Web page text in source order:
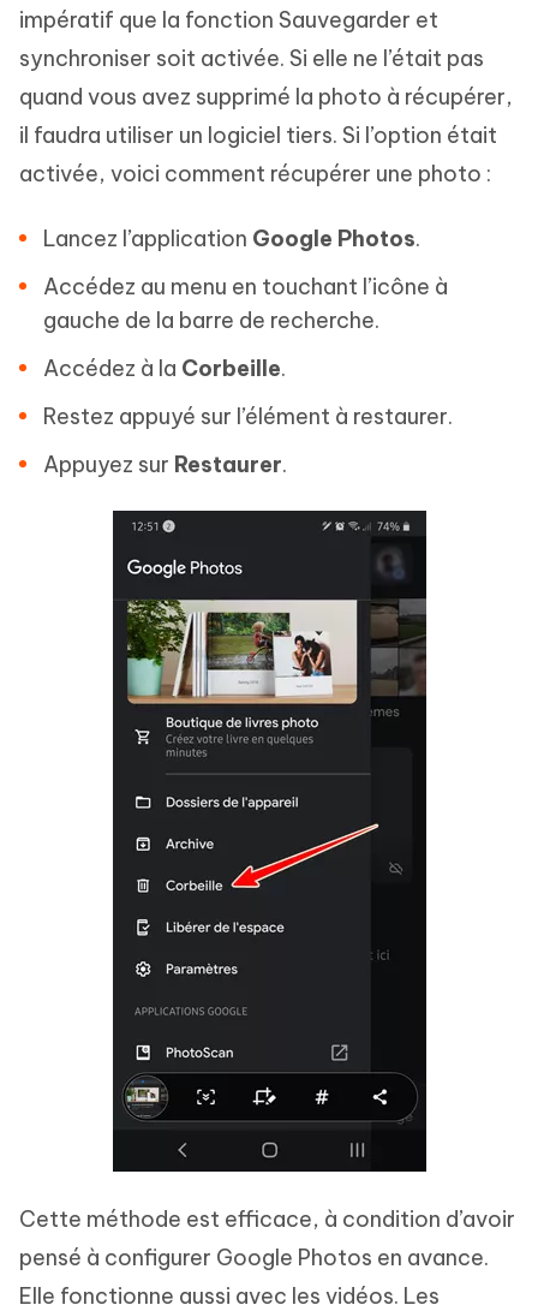
impératif que la fonction Sauvegarder et
synchroniser soit activée. Si elle ne l’était pas
quand vous avez supprimé la photo à récupérer,
il faudra utiliser un logiciel tiers. Si l’option était
activée, voici comment récupérer une photo :
Lancez l’application Google Photos.
Accédez au menu en touchant l’icône à
gauche de la barre de recherche.
Accédez à la Corbeille.
Restez appuyé sur l’élément à restaurer.
Appuyez sur Restaurer.
Cette méthode est efficace, à condition d’avoir
pensé à configurer Google Photos en avance.
Elle fonctionne aussi avec les vidéos. Les